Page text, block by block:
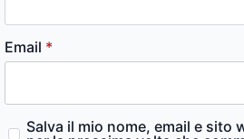
Email *
Salva il mio nome, email e sito